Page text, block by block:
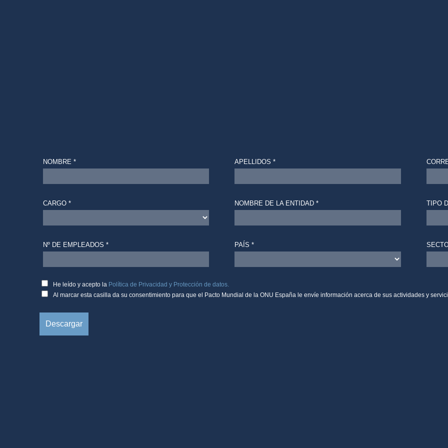
NOMBRE * APELLIDOS *
CARGO * NOMBRE DE LA ENTIDAD * TIPO
Nº DE EMPLEADOS * PAÍS *
He leído y acepto la Política de Privacidad y Protección de datos.
Al marcar esta casilla da su consentimiento para que el Pacto Mundial de la ONU España le envíe información acerca de sus actividades y